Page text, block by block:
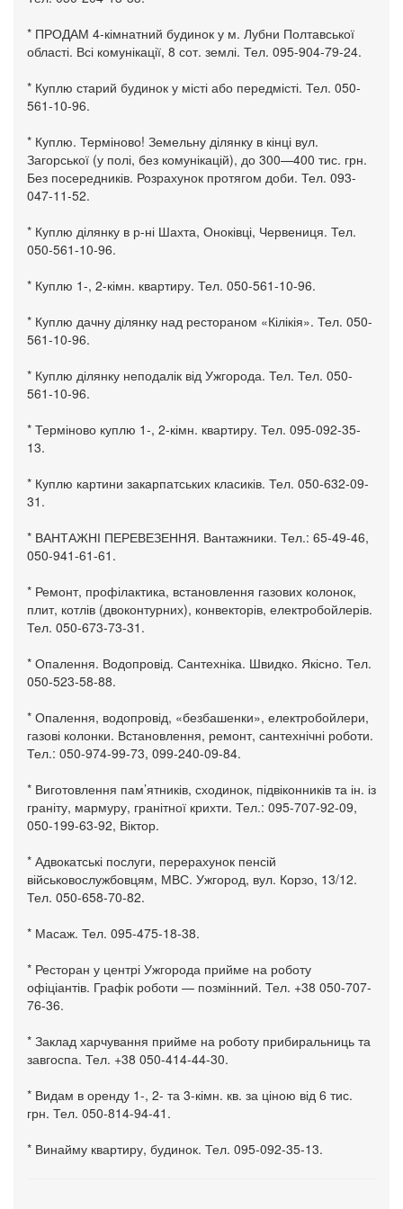
* ПРОДАМ 4-кімнатний будинок у м. Лубни Полтавської
області. Всі комунікації, 8 сот. землі. Тел. 095-904-79-24.
* Куплю старий будинок у місті або передмісті. Тел. 050-
561-10-96.
* Куплю. Терміново! Земельну ділянку в кінці вул.
Загорської (у полі, без комунікацій), до 300—400 тис. грн.
Без посередників. Розрахунок протягом доби. Тел. 093-
047-11-52.
* Куплю ділянку в р-ні Шахта, Оноківці, Червениця. Тел.
050-561-10-96.
* Куплю 1-, 2-кімн. квартиру. Тел. 050-561-10-96.
* Куплю дачну ділянку над рестораном «Кілікія». Тел. 050-
561-10-96.
* Куплю ділянку неподалік від Ужгорода. Тел. Тел. 050-
561-10-96.
* Терміново куплю 1-, 2-кімн. квартиру. Тел. 095-092-35-
13.
* Куплю картини закарпатських класиків. Тел. 050-632-09-
31.
* ВАНТАЖНІ ПЕРЕВЕЗЕННЯ. Вантажники. Тел.: 65-49-46,
050-941-61-61.
* Ремонт, профілактика, встановлення газових колонок,
плит, котлів (двоконтурних), конвекторів, електробойлерів.
Тел. 050-673-73-31.
* Опалення. Водопровід. Сантехніка. Швидко. Якісно. Тел.
050-523-58-88.
* Опалення, водопровід, «безбашенки», електробойлери,
газові колонки. Встановлення, ремонт, сантехнічні роботи.
Тел.: 050-974-99-73, 099-240-09-84.
* Виготовлення пам’ятників, сходинок, підвіконників та ін. із
граніту, мармуру, гранітної крихти. Тел.: 095-707-92-09,
050-199-63-92, Віктор.
* Адвокатські послуги, перерахунок пенсій
військовослужбовцям, МВС. Ужгород, вул. Корзо, 13/12.
Тел. 050-658-70-82.
* Масаж. Тел. 095-475-18-38.
* Ресторан у центрі Ужгорода прийме на роботу
офіціантів. Графік роботи — позмінний. Тел. +38 050-707-
76-36.
* Заклад харчування прийме на роботу прибиральниць та
завгоспа. Тел. +38 050-414-44-30.
* Видам в оренду 1-, 2- та 3-кімн. кв. за ціною від 6 тис.
грн. Тел. 050-814-94-41.
* Винайму квартиру, будинок. Тел. 095-092-35-13.